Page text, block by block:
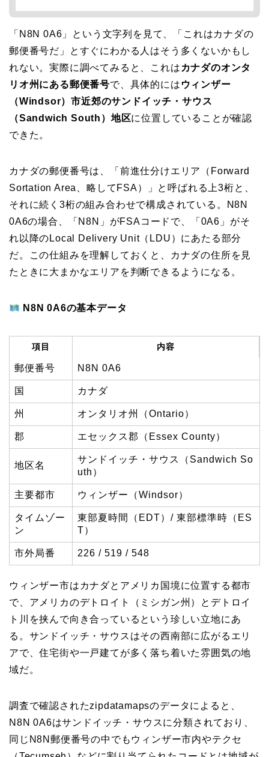
「N8N 0A6」という文字列を見て、「これはカナダの
郵便番号だ」とすぐにわかる人はそう多くないかもし
れない。実際に調べてみると、これは カナダのオンタ
リオ州にある郵便番号で、具体的には ウィンザー
（Windsor）市近郊のサンドイッチ・サウス
（Sandwich South）地区に位置していることが確認
できた。
カナダの郵便番号は、「前進仕分けエリア（Forward
Sortation Area、略してFSA）」と呼ばれる上3桁と、
それに続く3桁の組み合わせで構成されている。N8N
0A6の場合、「N8N」がFSAコードで、「0A6」がそ
れ以降のLocal Delivery Unit（LDU）にあたる部分
だ。この仕組みを理解しておくと、カナダの住所を見
たときに大まかなエリアを判断できるようになる。
N8N 0A6の基本データ
項目 内容
郵便番号 N8N 0A6
国 カナダ
州 オンタリオ州（Ontario）
郡 エセックス郡（Essex County）
地区名
サンドイッチ・サウス（Sandwich So
uth）
主要都市 ウィンザー（Windsor）
タイムゾー
ン
東部夏時間（EDT）/ 東部標準時（ES
T）
市外局番 226 / 519 / 548
ウィンザー市はカナダとアメリカ国境に位置する都市
で、アメリカのデトロイト（ミシガン州）とデトロイ
ト川を挟んで向き合っているという珍しい立地にあ
る。サンドイッチ・サウスはその西南部に広がるエリ
アで、住宅街や一戸建てが多く落ち着いた雰囲気の地
域だ。
調査で確認されたzipdatamapsのデータによると、
N8N 0A6はサンドイッチ・サウスに分類されており、
同じN8N郵便番号の中でもウィンザー市内やテクセ